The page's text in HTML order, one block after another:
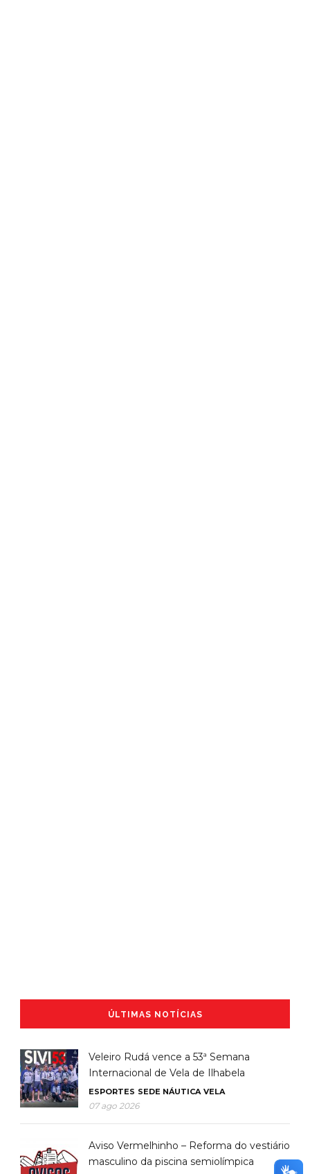
ÚLTIMAS NOTÍCIAS
Veleiro Rudá vence a 53ª Semana
Internacional de Vela de Ilhabela
ESPORTES SEDE NÁUTICA VELA
07 ago 2026
Aviso Vermelhinho – Reforma do vestiário
masculino da piscina semiolímpica